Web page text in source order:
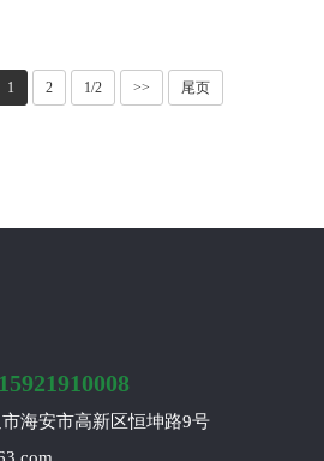
1 2 1/2 >> 尾页
海安市高新区恒坤路9号